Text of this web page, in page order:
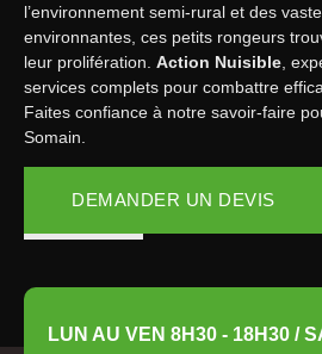
l’environnement semi-rural et des
environnantes, ces petits rongeurs
leur prolifération. Action Nuisible ,
services complets pour combattre
Faites confiance à notre savoir-faire
Somain.
DEMANDER UN DEVIS
LUN AU VEN 8H30 - 18H30 /